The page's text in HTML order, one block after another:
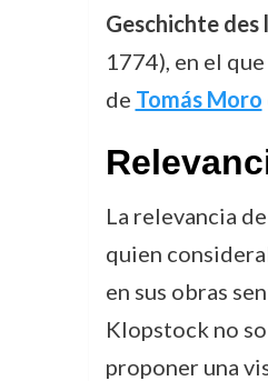
Geschichte
1774), en el
de Tomás Moro
La relevancia
quien
en sus obras
Klopstock no
proponer una